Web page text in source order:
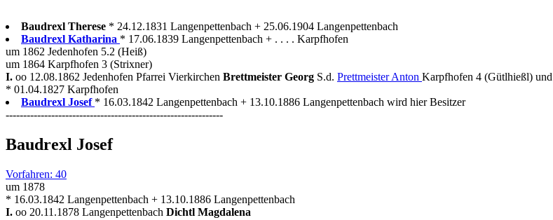
Baudrexl Therese * 24.12.1831 Langenpettenbach + 25.06.1904 Langenpettenbach
Baudrexl Katharina * 17.06.1839 Langenpettenbach + . . . . Karpfhofen
um 1862 Jedenhofen 5.2 (Heiß)
um 1864 Karpfhofen 3 (Strixner)
I. oo 12.08.1862 Jedenhofen Pfarrei Vierkirchen Brettmeister Georg S.d. Prettmeister Anton Karpfhofen 4 (Gütlhießl) und
* 01.04.1827 Karpfhofen
Baudrexl Josef * 16.03.1842 Langenpettenbach + 13.10.1886 Langenpettenbach wird hier Besitzer
--------------------------------------------------------------
Baudrexl Josef
Vorfahren: 40
um 1878
* 16.03.1842 Langenpettenbach + 13.10.1886 Langenpettenbach
I. oo 20.11.1878 Langenpettenbach Dichtl Magdalena